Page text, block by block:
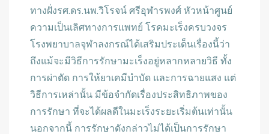
ทางฝั่งรศ.ดร.นพ.วิโรจน์ ศรีอุฬารพงศ์ หัวหน้าศูนย์
ความเป็นเลิศทางการแพทย์ โรคมะเร็งครบวงจร
โรงพยาบาลจุฬาลงกรณ์ได้เสริมประเด็นเรื่องนี้ว่า
ถึงแม้จะมีวิธีการรักษามะเร็งอยู่หลากหลายวิธี ทั้ง
การผ่าตัด การให้ยาเคมีบำบัด และการฉายแสง แต่
วิธีการเหล่านั้น มีข้อจำกัดเรื่องประสิทธิภาพของ
การรักษา ที่จะได้ผลดีในมะเร็งระยะเริ่มต้นเท่านั้น
นอกจากนี้ การรักษาดังกล่าวไม่ได้เป็นการรักษา